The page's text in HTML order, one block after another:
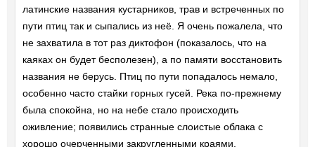
латинские названия кустарников, трав и встреченных по
пути птиц так и сыпались из неё. Я очень пожалела, что
не захватила в тот раз диктофон (показалось, что на
каяках он будет бесполезен), а по памяти восстановить
названия не берусь. Птиц по пути попадалось немало,
особенно часто стайки горных гусей. Река по-прежнему
была спокойна, но на небе стало происходить
оживление; появились странные слоистые облака с
хорошо очерченными закругленными краями.